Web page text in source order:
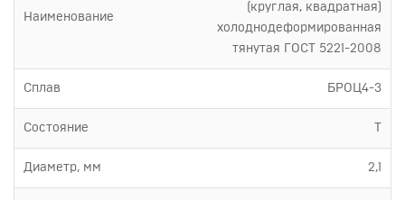
Наименование
(круглая, квадратная)
холоднодеформированная
тянутая ГОСТ 5221-2008
Сплав БРОЦ4-3
Состояние
Диаметр, мм 2,1